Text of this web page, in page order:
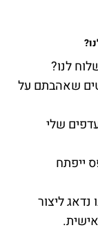
לנו?
שאהבתם על
שלי
ייפתח
ליצור